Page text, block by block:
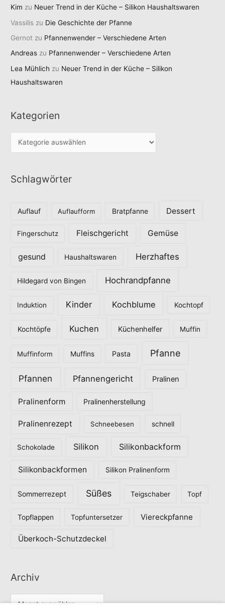
Kim zu Neuer Trend in der Küche – Silikon Haushaltswaren
Vassilis zu Die Geschichte der Pfanne
Gernot zu Pfannenwender – Verschiedene Arten
Andreas zu Pfannenwender – Verschiedene Arten
Lea Mühlich zu Neuer Trend in der Küche – Silikon
Haushaltswaren
Kategorien
a
e
Schlagwörter
Auflauf Auflaufform Bratpfanne Dessert
Fingerschutz Fleischgericht Gemüse
gesund Haushaltswaren Herzhaftes
Hildegard von Bingen Hochrandpfanne
Induktion Kinder Kochblume Kochtopf
Kochtöpfe Kuchen Küchenhelfer Muffin
Muffinform Muffins Pasta Pfanne
Pfannen Pfannengericht Pralinen
Pralinenform Pralinenherstellung
Pralinenrezept Schneebesen schnell
Schokolade Silikon Silikonbackform
Silikonbackformen Silikon Pralinenform
Sommerrezept Süßes Teigschaber Topf
Topflappen Topfuntersetzer Viereckpfanne
Überkoch-Schutzdeckel
Archiv